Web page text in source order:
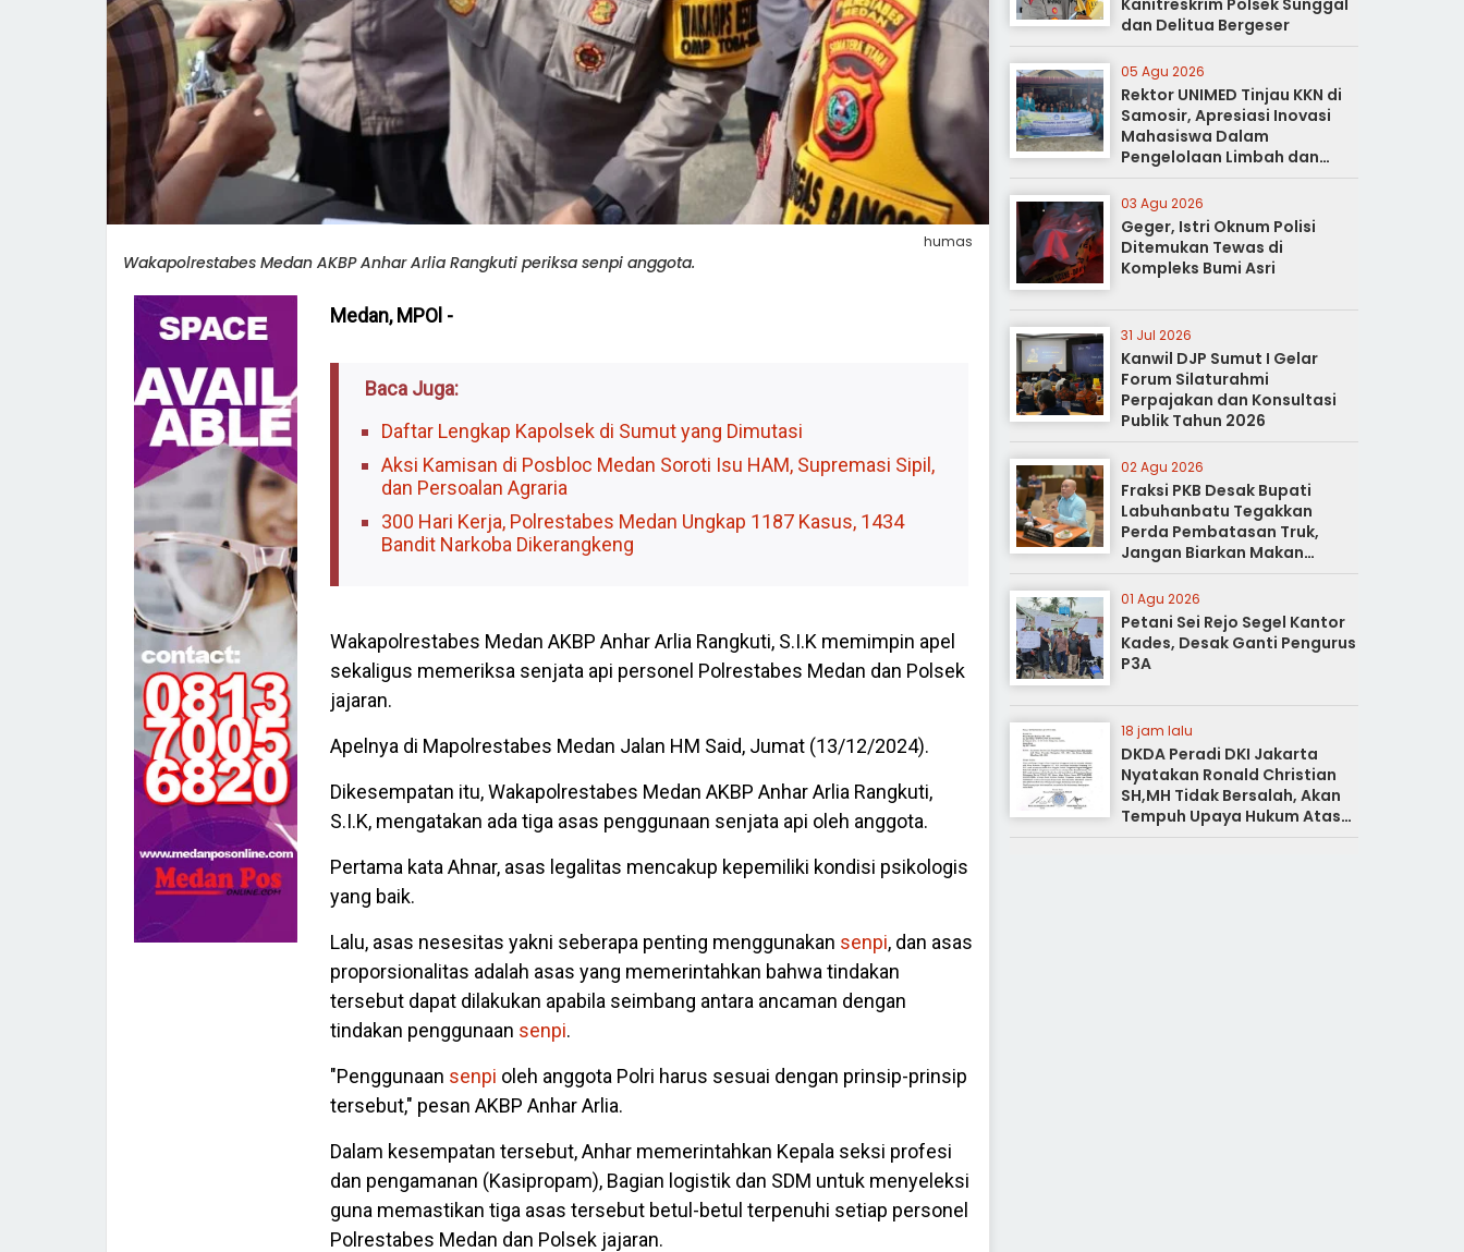
humas
Wakapolrestabes Medan AKBP Anhar Arlia Rangkuti periksa senpi anggota.
Medan, MPOl -
Baca Juga:
Daftar Lengkap Kapolsek di Sumut yang Dimutasi
Aksi Kamisan di Posbloc Medan Soroti Isu HAM, Supremasi Sipil,
dan Persoalan Agraria
300 Hari Kerja, Polrestabes Medan Ungkap 1187 Kasus, 1434
Bandit Narkoba Dikerangkeng
Wakapolrestabes Medan AKBP Anhar Arlia Rangkuti, S.I.K memimpin apel
sekaligus memeriksa senjata api personel Polrestabes Medan dan Polsek
jajaran.
Apelnya di Mapolrestabes Medan Jalan HM Said, Jumat (13/12/2024).
Dikesempatan itu, Wakapolrestabes Medan AKBP Anhar Arlia Rangkuti,
S.I.K, mengatakan ada tiga asas penggunaan senjata api oleh anggota.
Pertama kata Ahnar, asas legalitas mencakup kepemiliki kondisi psikologis
yang baik.
Lalu, asas nesesitas yakni seberapa penting menggunakan senpi, dan asas
proporsionalitas adalah asas yang memerintahkan bahwa tindakan
tersebut dapat dilakukan apabila seimbang antara ancaman dengan
tindakan penggunaan senpi.
"Penggunaan senpi oleh anggota Polri harus sesuai dengan prinsip-prinsip
tersebut," pesan AKBP Anhar Arlia.
Dalam kesempatan tersebut, Anhar memerintahkan Kepala seksi profesi
dan pengamanan (Kasipropam), Bagian logistik dan SDM untuk menyeleksi
guna memastikan tiga asas tersebut betul-betul terpenuhi setiap personel
Polrestabes Medan dan Polsek jajaran.
Kanitreskrim Polsek Sunggal
dan Delitua Bergeser
05 Agu 2026
Rektor UNIMED Tinjau KKN di
Samosir, Apresiasi Inovasi
Mahasiswa Dalam
Pengelolaan Limbah dan
Pertanian Ramah Lingkungan
03 Agu 2026
Geger, Istri Oknum Polisi
Ditemukan Tewas di
Kompleks Bumi Asri
31 Jul 2026
Kanwil DJP Sumut I Gelar
Forum Silaturahmi
Perpajakan dan Konsultasi
Publik Tahun 2026
02 Agu 2026
Fraksi PKB Desak Bupati
Labuhanbatu Tegakkan
Perda Pembatasan Truk,
Jangan Biarkan Makan
Korban
01 Agu 2026
Petani Sei Rejo Segel Kantor
Kades, Desak Ganti Pengurus
P3A
18 jam lalu
DKDA Peradi DKI Jakarta
Nyatakan Ronald Christian
SH,MH Tidak Bersalah, Akan
Tempuh Upaya Hukum Atas
Pemberitaan Yang Tidak